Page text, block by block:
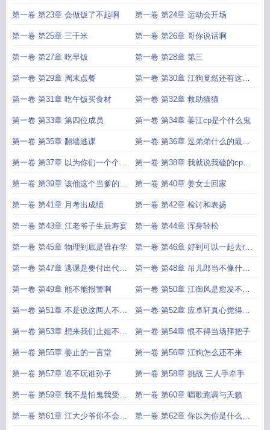
第一卷 第23章 会做饭了不起啊 第一卷 第24章 运动会开场
第一卷 第25章 三千米 第一卷 第26章 哥你说话啊
第一卷 第27章 吃早饭 第一卷 第28章 第三
第一卷 第29章 周末点餐 第一卷 第30章 江狗竟然还有这样
的一面
第一卷 第31章 吃午饭买食材 第一卷 第32章 救助猫猫
第一卷 第33章 第四位成员 第一卷 第34章 姜江cp是个什么鬼
第一卷 第35章 翻墙逃课 第一卷 第36章 逗弟弟什么的最好
玩了
第一卷 第37章 以为你们一个个都
是姜止啊
第一卷 第38章 我就说我磕的cp是
真的
第一卷 第39章 该他这个当爹的出
场了
第一卷 第40章 姜女士回家
第一卷 第41章 月考出成绩 第一卷 第42章 检讨和表扬
第一卷 第43章 江老爷子生辰寿宴 第一卷 第44章 浑身轻松
第一卷 第45章 物理到底是谁在学 第一卷 第46章 好到可以一起去rua
猫了
第一卷 第47章 逃课是要付出代价
的
第一卷 第48章 吊儿郎当不像什么
好东西
第一卷 第49章 能不能报警啊 第一卷 第50章 江御风是愈发不要
脸了
第一卷 第51章 不是说这两人不对
付吗
第一卷 第52章 应卓轩真心觉得姜
景辰喜欢姜止
第一卷 第53章 想来我们止姐不会
拒绝吧
第一卷 第54章 恨不得当场拜把子
第一卷 第55章 姜止的一言堂 第一卷 第56章 江狗怎么还不来
第一卷 第57章 谁不玩谁孙子 第一卷 第58章 挑战 三人手牵手
第一卷 第59章 我不是怕鬼我受不
了黑
第一卷 第60章 唱歌跑调与天籁
第一卷 第61章 江大少爷你不会玩 第一卷 第62章 你以为你是什么好